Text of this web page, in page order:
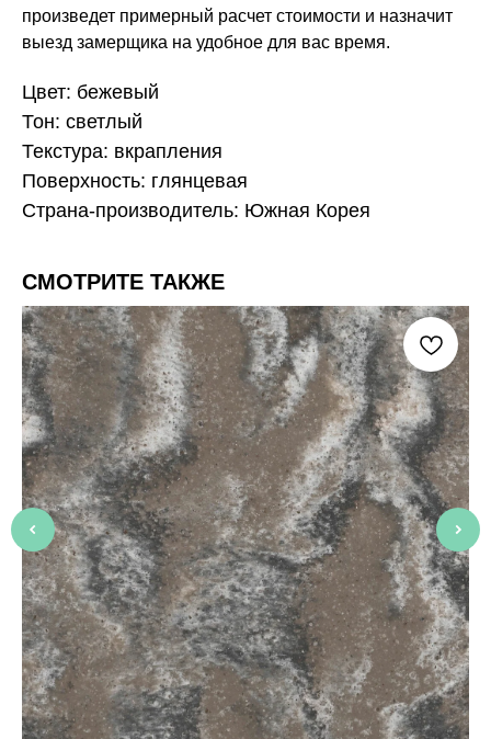
произведет примерный расчет стоимости и назначит
выезд замерщика на удобное для вас время.
Цвет: бежевый
Тон: светлый
Текстура: вкрапления
Поверхность: глянцевая
Страна-производитель: Южная Корея
СМОТРИТЕ ТАКЖЕ